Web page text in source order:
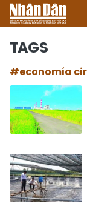
TAGS
#economía